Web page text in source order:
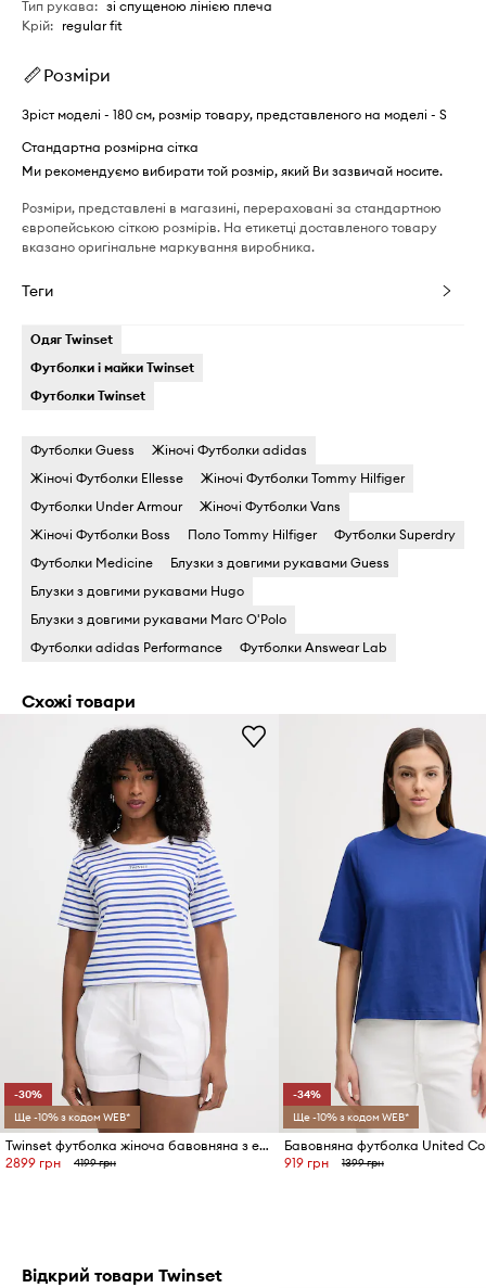
Тип рукава: зі спущеною лінією плеча
Крій: regular fit
Розміри
Зріст моделі - 180 см, розмір товару, представленого на моделі - S
Стандартна розмірна сітка
Ми рекомендуємо вибирати той розмір, який Ви зазвичай носите.
Розміри, представлені в магазині, перераховані за стандартною
європейською сіткою розмірів. На етикетці доставленого товару
вказано оригінальне маркування виробника.
Теги
Одяг Twinset
Футболки і майки Twinset
Футболки Twinset
Футболки Guess
Жіночі Футболки adidas
Жіночі Футболки Ellesse
Жіночі Футболки Tommy Hilfiger
Футболки Under Armour
Жіночі Футболки Vans
Жіночі Футболки Boss
Поло Tommy Hilfiger
Футболки Superdry
Футболки Medicine
Блузки з довгими рукавами Guess
Блузки з довгими рукавами Hugo
Блузки з довгими рукавами Marc O'Polo
Футболки adidas Performance
Футболки Answear Lab
Схожі товари
-30%
Ще -10% з кодом WEB*
Twinset футболка жіноча бавовняна з еластаном
2899 грн
4199 грн
-34%
Ще -10% з кодом WEB*
919 грн 1399 грн
Відкрий товари Twinset